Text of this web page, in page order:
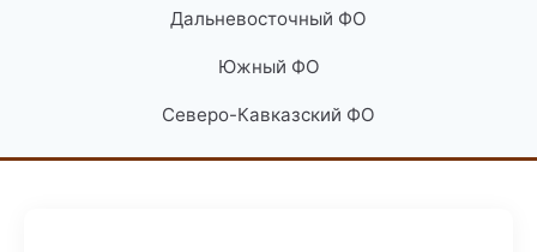
Дальневосточный ФО
Южный ФО
Северо-Кавказский ФО